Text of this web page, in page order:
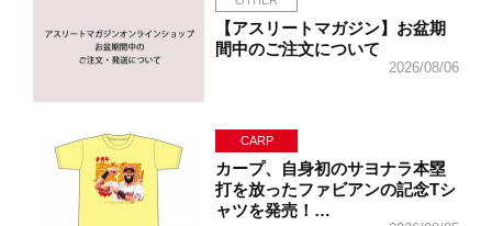
【アスリートマガジン】お盆期
間中のご注文について
2026/08/06
CARP
カープ、自身初のサヨナラ本塁
打を放ったファビアンの記念Tシ
ャツを発売！…